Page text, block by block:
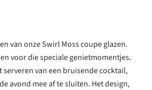
van onze Swirl Moss coupe glazen.
voor die speciale genietmomentjes.
van een bruisende cocktail,
avond mee af te sluiten. Het design,